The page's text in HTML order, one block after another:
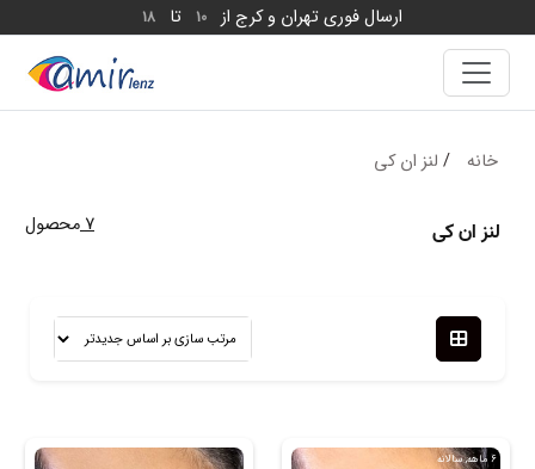
ارسال فوری تهران و کرج از 10 تا 18
خانه / لنز ان کی
لنز ان کی 7محصول
6 ماهه, سالانه